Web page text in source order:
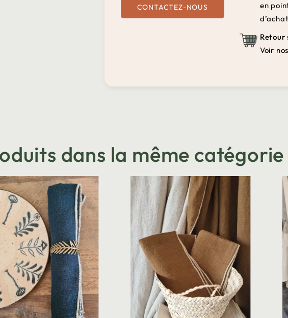
CONTACTEZ-NOUS
en
d’achat
Retour
Voir
dans la même catégorie